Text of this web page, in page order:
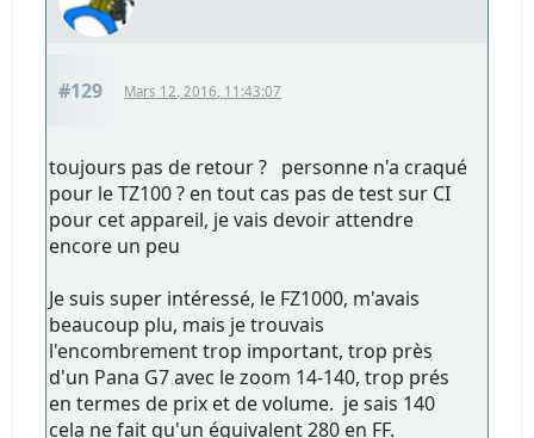
#129 Mars 12, 2016, 11:43:07
toujours pas de retour ? personne n'a craqué
pour le TZ100 ? en tout cas pas de test sur CI
pour cet appareil, je vais devoir attendre
encore un peu
Je suis super intéressé, le FZ1000, m'avais
beaucoup plu, mais je trouvais
l'encombrement trop important, trop près
d'un Pana G7 avec le zoom 14-140, trop prés
en termes de prix et de volume. je sais 140
cela ne fait qu'un équivalent 280 en FF.